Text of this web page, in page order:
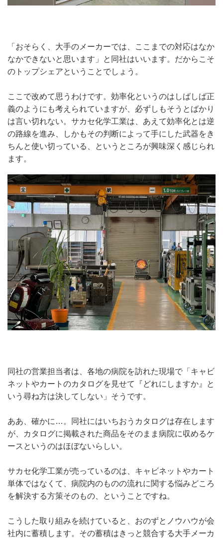
「おそらく、大手のメーカーでは、ここまでの対応はなか
なかできないと思います」と同社はいいます。だからこそ
のトップシェアということでしょう。
ここで改めて思うわけです。効率化というのはしばしば正
義のようにも考えられていますが、必ずしもそうとばかり
は言い切れない。サカセ化学工業は、あえて効率化とは逆
の路線を進み、しかもその判断によって手にした武器をき
ちんと使い切っている、というところが興味深く感じられ
ます。
同社の営業担当者は、各地の病院を訪れた現場で「キャビ
ネットやカートのカタログを見せて『どれにしますか』と
いう尋ね方は決してしない」そうです。
ああ、確かに…。同社にはいちおうカタログは存在します
が、カタログに掲載された商品をそのまま病院に収めるケ
ースというのはほぼないらしい。
サカセ化学工業が売っているのは、キャビネットやカート
単体ではなくて、病院内のものの流れに関する悩みどころ
を解決する方策そのもの、ということですね。
こうした取り組みを続けていると、おのずとノウハウが会
社内に蓄積します。その蓄積はきっと競合する大手メーカ